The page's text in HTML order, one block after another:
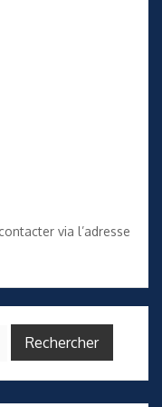
via l’adresse